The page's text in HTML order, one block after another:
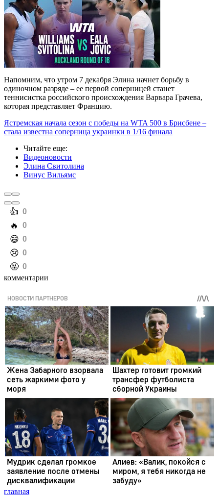
Напомним, что утром 7 декабря Элина начнет борьбу в
одиночном разряде – ее первой соперницей станет
теннисистка российского происхождения Варвара Грачева,
которая представляет Францию.
Ястремская начала сезон с победы на WTA 500 в Брисбене –
стала известна соперница украинки в 1/16 финала
Читайте еще:
Видеоновости
Элина Свитолина
Винус Вильямс
️👍 0
️🔥 0
️😄 0
️😢 0
️🤬 0
комментарии
главная